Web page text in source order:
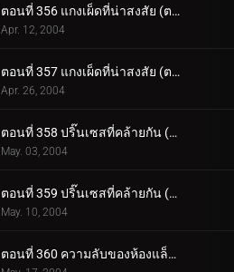
ตอนที่ 356 แกงเผ็ดที่น่าสงสัย (ตอนแรก)
Apr. 12, 2004
ตอนที่ 357 แกงเผ็ดที่น่าสงสัย (ตอนจบ)
Apr. 26, 2004
ตอนที่ 358 ปริ๊นเซสที่คล้ายกัน (ตอนแรก)
May. 03, 2004
ตอนที่ 359 ปริ๊นเซสที่คล้ายกัน (ตอนจบ)
May. 10, 2004
ตอนที่ 360 ความลับของห้องแล็ปฯ โทโตะ (ตอนแรก)